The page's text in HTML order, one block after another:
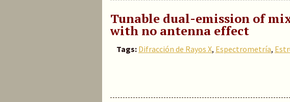
Tunable dual-emission of
with no antenna effect
Tags: Difracción de Rayos X, Espectrometría,